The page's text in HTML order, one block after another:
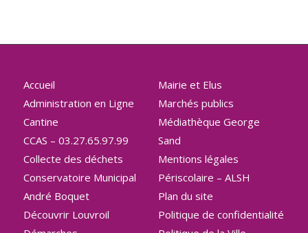
Accueil
Administration en Ligne
Cantine
CCAS – 03.27.65.97.99
Collecte des déchets
Conservatoire Municipal
André Boquet
Découvrir Louvroil
Mairie et Elus
Marchés publics
Médiathèque George
Sand
Mentions légales
Périscolaire – ALSH
Plan du site
Politique de confidentialité